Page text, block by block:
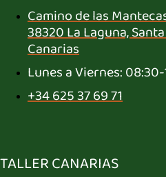
Camino de las
38320 La Laguna,
Canarias
Lunes a Viernes:
+34 625 37 69 71
TALLER CANARIAS